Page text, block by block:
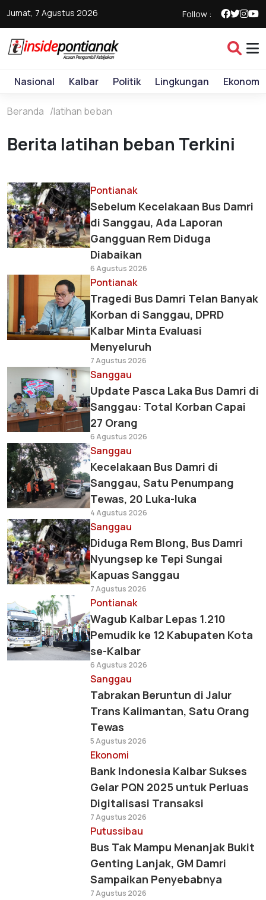
Jumat, 7 Agustus 2026 Follow :
Nasional Kalbar Politik Lingkungan Ekonomi
Beranda latihan beban
Berita latihan beban Terkini
Pontianak
Sebelum Kecelakaan Bus Damri
di Sanggau, Ada Laporan
Gangguan Rem Diduga
Diabaikan
6 Agustus 2026
Pontianak
Tragedi Bus Damri Telan Banyak
Korban di Sanggau, DPRD
Kalbar Minta Evaluasi
Menyeluruh
7 Agustus 2026
Sanggau
Update Pasca Laka Bus Damri di
Sanggau: Total Korban Capai
27 Orang
6 Agustus 2026
Sanggau
Kecelakaan Bus Damri di
Sanggau, Satu Penumpang
Tewas, 20 Luka-luka
4 Agustus 2026
Sanggau
Diduga Rem Blong, Bus Damri
Nyungsep ke Tepi Sungai
Kapuas Sanggau
7 Agustus 2026
Pontianak
Wagub Kalbar Lepas 1.210
Pemudik ke 12 Kabupaten Kota
se-Kalbar
6 Agustus 2026
Sanggau
Tabrakan Beruntun di Jalur
Trans Kalimantan, Satu Orang
Tewas
5 Agustus 2026
Ekonomi
Bank Indonesia Kalbar Sukses
Gelar PQN 2025 untuk Perluas
Digitalisasi Transaksi
7 Agustus 2026
Putussibau
Bus Tak Mampu Menanjak Bukit
Genting Lanjak, GM Damri
Sampaikan Penyebabnya
7 Agustus 2026